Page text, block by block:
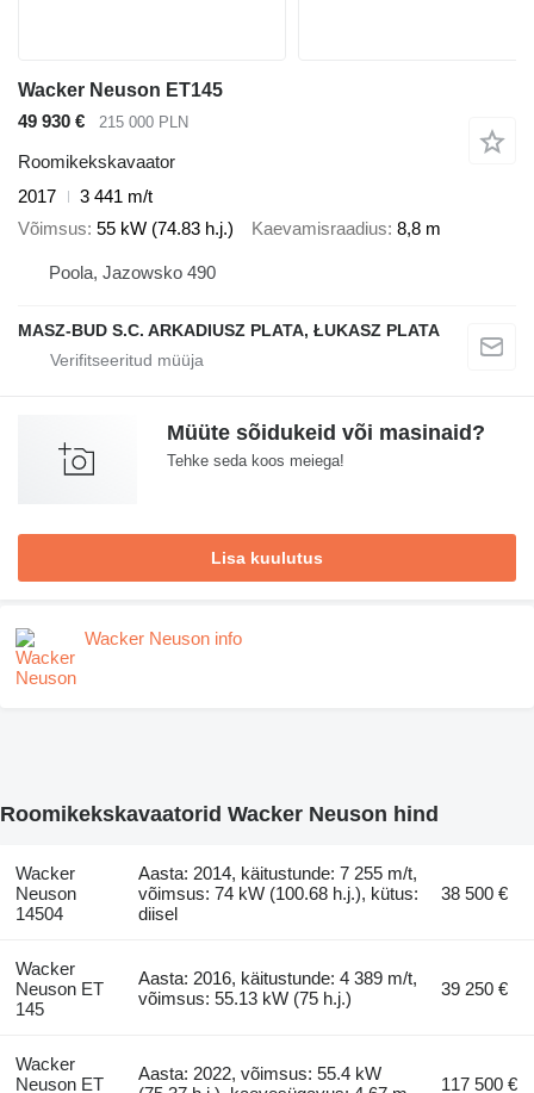
Wacker Neuson ET145
49 930 €
215 000 PLN
Roomikekskavaator
2017
3 441 m/t
Võimsus 55 kW (74.83 h.j.) Kaevamisraadius 8,8 m
Poola, Jazowsko 490
MASZ-BUD S.C. ARKADIUSZ PLATA, ŁUKASZ PLATA
Müüte sõidukeid või masinaid?
Tehke seda koos meiega!
Lisa kuulutus
Wacker Neuson info
Roomikekskavaatorid Wacker Neuson hind
Wacker
Neuson
14504
Aasta: 2014, käitustunde: 7 255 m/t,
võimsus: 74 kW (100.68 h.j.), kütus:
diisel
38 500 €
Wacker
Neuson ET
145
Aasta: 2016, käitustunde: 4 389 m/t,
võimsus: 55.13 kW (75 h.j.)
39 250 €
Wacker
Neuson ET
Aasta: 2022, võimsus: 55.4 kW
117 500 €